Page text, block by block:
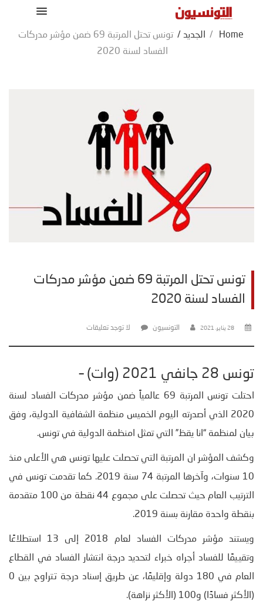
Home
/ الجديد /
تونس تحتل المرتبة 69 ضمن مؤشر مدركات
الفساد لسنة 2020
تونس تحتل المرتبة 69 ضمن مؤشر مدركات
الفساد لسنة 2020
28 يناير، 2021 التونسيون لا توجد تعليقات
تونس 28 جانفي 2021 (وات) –
احتلت تونس المرتبة 69 عالمياً ضمن مؤشر مدركات الفساد لسنة
2020 الذي أصدرته اليوم الخميس منظمة الشفافية الدولية، وفق
بيان لمنظمة “انا يقظ” التي تمثل امنظمة الدولية في تونس.
وكشف المؤشر ان المرتبة التي تحصلت عليها تونس هي الأعلى منذ
10 سنوات، وآخرها المرتبة 74 سنة 2019. كما تقدمت تونس في
الترتيب العام حيث تحصلت على مجموع 44 نقطة من 100 متقدمة
بنقطة واحدة مقارنة بسنة 2019.
ويستند مؤشر مدركات الفساد لعام 2018 إلى 13 استطلاعًا
وتقييمًا للفساد أجراه خبراء لتحديد درجة انتشار الفساد في القطاع
العام في 180 دولة وإقليمًا، عن طريق إسناد درجة تتراوح بين 0
(الأكثر فسادًا) و100 (الأكثر نزاهة).